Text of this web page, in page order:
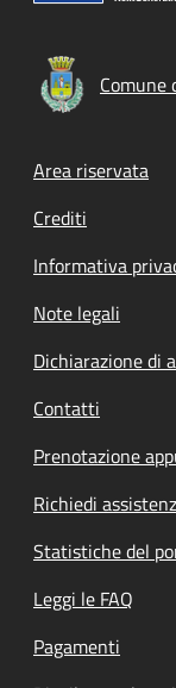
Comune
Footer
Area riservata
Crediti
Informativa
Note legali
Dichiarazione di
Contatti
Prenotazione
Richiedi
Statistiche del
Leggi le FAQ
Pagamenti